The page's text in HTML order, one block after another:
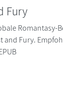
Fury
Romantasy-
and Fury.